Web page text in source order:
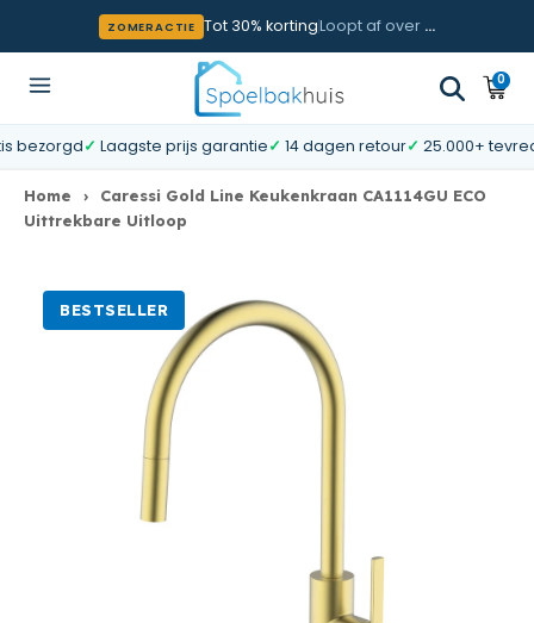
Meteen naar de content
ZOMERACTIE Tot 30% kortingLoopt af over …
00
✓Laagste prijs garantie✓14 dagen retour✓25.000+
Home ›
Caressi Gold Line Keukenkraan CA1114GU ECO
Uittrekbare Uitloop
BESTSELLER